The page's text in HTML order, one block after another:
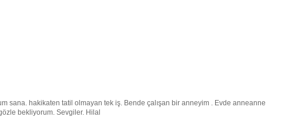
sana. hakikaten tatil olmayan tek iş. Bende çalışan bir anneyim . Evde anneanne
bekliyorum. Sevgiler. Hilal